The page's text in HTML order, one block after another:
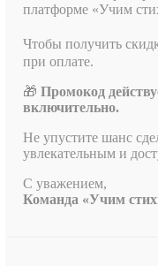
платформе «Учим
Чтобы получить
при оплате.
🎁 Промокод
включительно.
Не упустите шанс
увлекательным и
С уважением,
Команда «Учим